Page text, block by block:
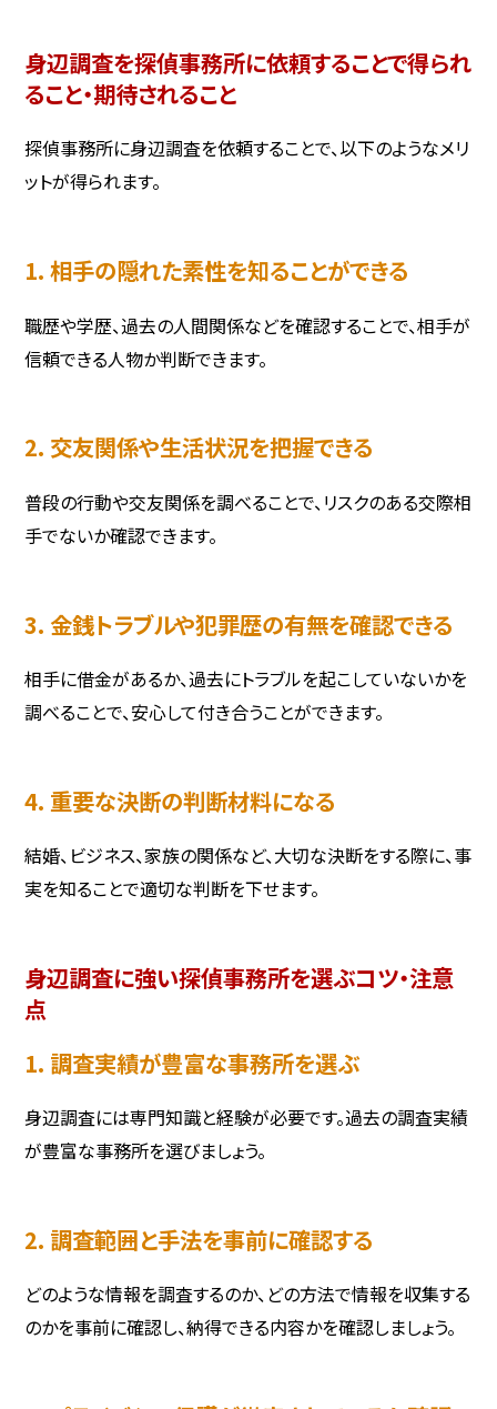
身辺調査を探偵事務所に依頼することで得られ
ること・期待されること
探偵事務所に身辺調査を依頼することで、以下のようなメリ
ットが得られます。
1. 相手の隠れた素性を知ることができる
職歴や学歴、過去の人間関係などを確認することで、相手が
信頼できる人物か判断できます。
2. 交友関係や生活状況を把握できる
普段の行動や交友関係を調べることで、リスクのある交際相
手でないか確認できます。
3. 金銭トラブルや犯罪歴の有無を確認できる
相手に借金があるか、過去にトラブルを起こしていないかを
調べることで、安心して付き合うことができます。
4. 重要な決断の判断材料になる
結婚、ビジネス、家族の関係など、大切な決断をする際に、事
実を知ることで適切な判断を下せます。
身辺調査に強い探偵事務所を選ぶコツ・注意
点
1. 調査実績が豊富な事務所を選ぶ
身辺調査には専門知識と経験が必要です。過去の調査実績
が豊富な事務所を選びましょう。
2. 調査範囲と手法を事前に確認する
どのような情報を調査するのか、どの方法で情報を収集する
のかを事前に確認し、納得できる内容かを確認しましょう。